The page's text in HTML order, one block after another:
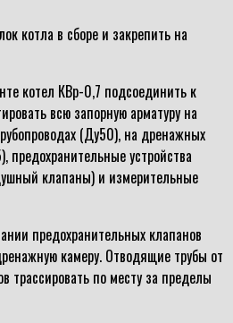
котла в сборе и закрепить на
котел КВр-0,7 подсоединить к
всю запорную арматуру на
(Ду50), на дренажных
устройства
клапаны) и измерительные
предохранительных клапанов
камеру. Отводящие трубы от
трассировать по месту за пределы